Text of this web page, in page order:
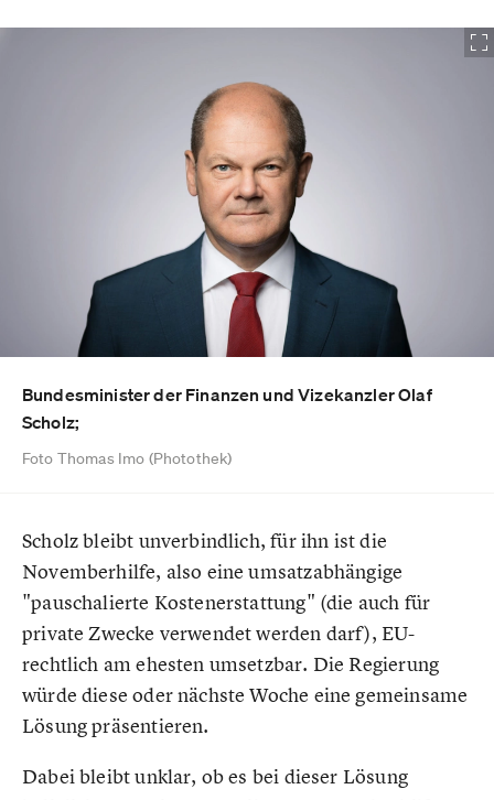
Bundesminister der Finanzen und Vizekanzler Olaf
Scholz;
Foto Thomas Imo (Photothek)
Scholz bleibt unverbindlich, für ihn ist die
Novemberhilfe, also eine umsatzabhängige
"pauschalierte Kostenerstattung" (die auch für
private Zwecke verwendet werden darf), EU-
rechtlich am ehesten umsetzbar. Die Regierung
würde diese oder nächste Woche eine gemeinsame
Lösung präsentieren.
Dabei bleibt unklar, ob es bei dieser Lösung